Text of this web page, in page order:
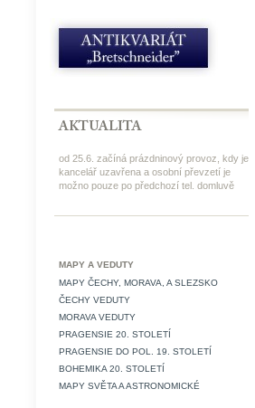
od 25.6. začíná prázdninový provoz, kdy je
kancelář uzavřena a osobní převzetí je
možno pouze po předchozí tel. domluvě
MAPY A VEDUTY
MAPY ČECHY, MORAVA, A SLEZSKO
ČECHY VEDUTY
MORAVA VEDUTY
PRAGENSIE 20. STOLETÍ
PRAGENSIE DO POL. 19. STOLETÍ
BOHEMIKA 20. STOLETÍ
MAPY SVĚTA A ASTRONOMICKÉ